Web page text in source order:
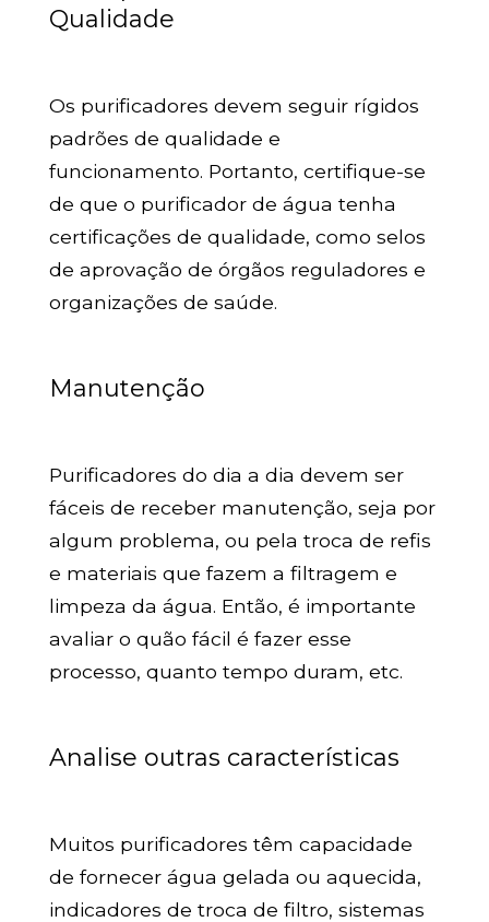
Qualidade
Os purificadores devem seguir rígidos
padrões de qualidade e
funcionamento. Portanto, certifique-se
de que o purificador de água tenha
certificações de qualidade, como selos
de aprovação de órgãos reguladores e
organizações de saúde.
Manutenção
Purificadores do dia a dia devem ser
fáceis de receber manutenção, seja por
algum problema, ou pela troca de refis
e materiais que fazem a filtragem e
limpeza da água. Então, é importante
avaliar o quão fácil é fazer esse
processo, quanto tempo duram, etc.
Analise outras características
Muitos purificadores têm capacidade
de fornecer água gelada ou aquecida,
indicadores de troca de filtro, sistemas